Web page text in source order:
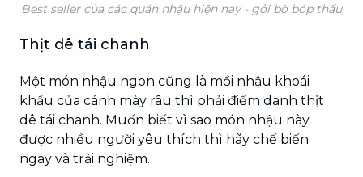
Best seller của các quán nhậu hiện nay - gỏi bò bóp thấu
Thịt dê tái chanh
Một món nhậu ngon cũng là mồi nhậu khoái
khẩu của cánh mày râu thì phải điểm danh thịt
dê tái chanh. Muốn biết vì sao món nhậu này
được nhiều người yêu thích thì hãy chế biến
ngay và trải nghiệm.